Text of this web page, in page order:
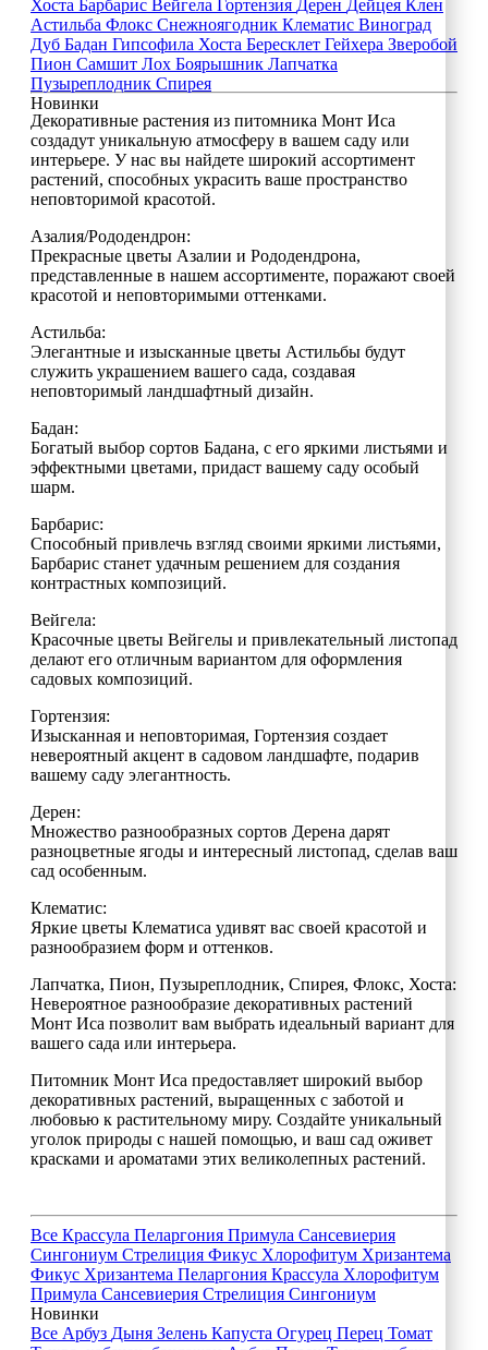
Хоста Барбарис Вейгела Гортензия Дерен Дейцея Клен
Астильба Флокс Снежноягодник Клематис Виноград
Дуб Бадан Гипсофила Хоста Бересклет Гейхера Зверобой
Пион Самшит Лох Боярышник Лапчатка
Пузыреплодник Спирея
Новинки
Декоративные растения из питомника Монт Иса
создадут уникальную атмосферу в вашем саду или
интерьере. У нас вы найдете широкий ассортимент
растений, способных украсить ваше пространство
неповторимой красотой.
Азалия/Рододендрон:
Прекрасные цветы Азалии и Рододендрона,
представленные в нашем ассортименте, поражают своей
красотой и неповторимыми оттенками.
Астильба:
Элегантные и изысканные цветы Астильбы будут
служить украшением вашего сада, создавая
неповторимый ландшафтный дизайн.
Бадан:
Богатый выбор сортов Бадана, с его яркими листьями и
эффектными цветами, придаст вашему саду особый
шарм.
Барбарис:
Способный привлечь взгляд своими яркими листьями,
Барбарис станет удачным решением для создания
контрастных композиций.
Вейгела:
Красочные цветы Вейгелы и привлекательный листопад
делают его отличным вариантом для оформления
садовых композиций.
Гортензия:
Изысканная и неповторимая, Гортензия создает
невероятный акцент в садовом ландшафте, подарив
вашему саду элегантность.
Дерен:
Множество разнообразных сортов Дерена дарят
разноцветные ягоды и интересный листопад, сделав ваш
сад особенным.
Клематис:
Яркие цветы Клематиса удивят вас своей красотой и
разнообразием форм и оттенков.
Лапчатка, Пион, Пузыреплодник, Спирея, Флокс, Хоста:
Невероятное разнообразие декоративных растений
Монт Иса позволит вам выбрать идеальный вариант для
вашего сада или интерьера.
Питомник Монт Иса предоставляет широкий выбор
декоративных растений, выращенных с заботой и
любовью к растительному миру. Создайте уникальный
уголок природы с нашей помощью, и ваш сад оживет
красками и ароматами этих великолепных растений.
Все Крассула Пеларгония Примула Сансевиерия
Сингониум Стрелиция Фикус Хлорофитум Хризантема
Фикус Хризантема Пеларгония Крассула Хлорофитум
Примула Сансевиерия Стрелиция Сингониум
Новинки
Все Арбуз Дыня Зелень Капуста Огурец Перец Томат